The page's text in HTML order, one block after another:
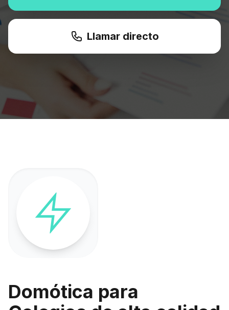
Llamar directo
Domótica para